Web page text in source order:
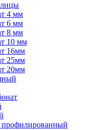
4 мм
6 мм
8 мм
10 мм
16мм
25мм
20мм